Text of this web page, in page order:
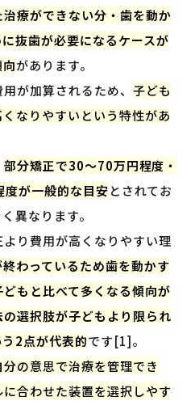
療ができない分・歯を動か
抜歯が必要になるケースが
があります。
が加算されるため、 子ども
なりやすいという特性があ
部分矯正で30〜70万円程度・
が一般的な目安とされてお
異なります。
り費用が高くなりやすい理
わっているため歯を動かす
もと比べて多くなる傾向が
選択肢が子どもより限られ
2点が代表的です[1]。
分の意思で治療を管理でき
合わせた装置を選択しやす